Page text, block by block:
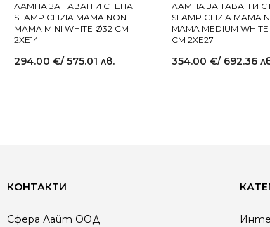
ЛАМПА ЗА ТАВАН И СТЕНА
SLAMP CLIZIA MAMA NON
MAMA MINI WHITE Ø32 СМ
2XE14
294.00 €/ 575.01 лв.
ЛАМПА ЗА ТАВАН И
SLAMP CLIZIA MAMA
MAMA MEDIUM
СМ 2XE27
354.00 €/ 692.36
КОНТАКТИ
Сфера Лайт ООД